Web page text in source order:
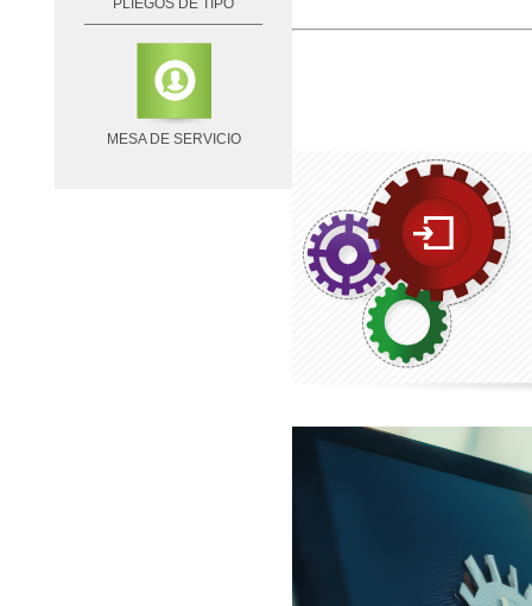
PLIEGOS DE TIPO
MESA DE SERVICIO